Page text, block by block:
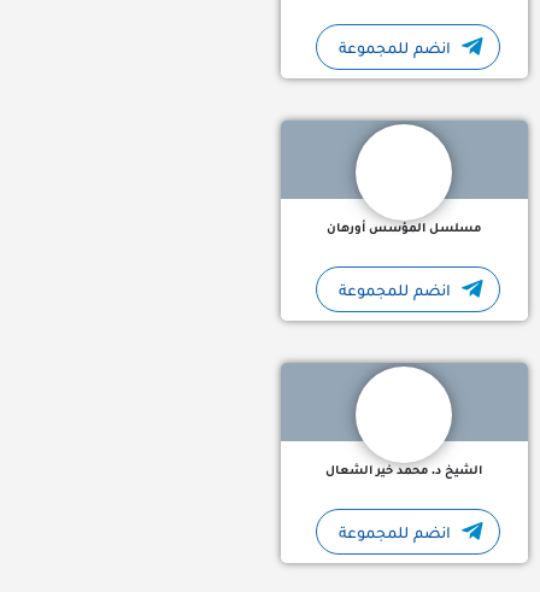
انضم للمجموعة
مسلسل المؤسس أورهان
بوت تلجرام يقدم لك حلقات مسلسل المؤسس أورهان 🔥 بتنزل
انضم للمجموعة
الشيخ د. محمد خير الشعال
قنوات تلجرام سورية : قناة تلجرام الشيخ د. محمد خير الشعال
انضم للمجموعة
قنوات تلجرام سورية : قناة تلجرام منصة سورية منصة إخبارية